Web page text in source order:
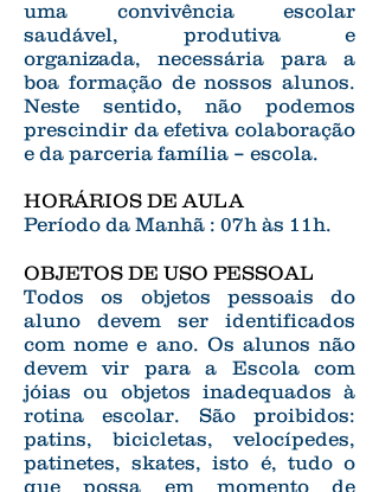
uma convivência escolar
saudável, produtiva e
organizada, necessária para a
boa formação de nossos alunos.
Neste sentido, não podemos
prescindir da efetiva colaboração
e da parceria família – escola.
HORÁRIOS DE AULA
Período da Manhã : 07h às 11h.
OBJETOS DE USO PESSOAL
Todos os objetos pessoais do
aluno devem ser identificados
com nome e ano. Os alunos não
devem vir para a Escola com
jóias ou objetos inadequados à
rotina escolar. São proibidos:
patins, bicicletas, velocípedes,
patinetes, skates, isto é, tudo o
que possa em momento de